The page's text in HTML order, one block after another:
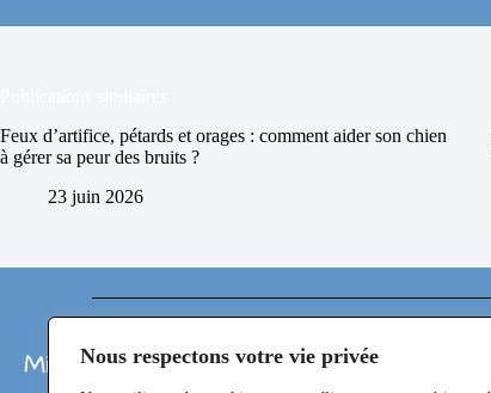
Nous respectons votre vie privée
Feux d’artifice, pétards et orages : comment aider son chien
à gérer sa peur des bruits ?
23 juin 2026
Milie KniD